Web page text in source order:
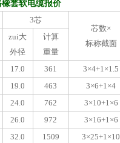
套软电缆报价
3芯
芯数×
标称截面
zui大
外径
计算
重量
17.0 361 3×4+1×1.5
19.0 463 3×6+1×4
24.0 762 3×10+1×6
26.0 972 3×16+1×6
32.0 1509 3×25+1×10